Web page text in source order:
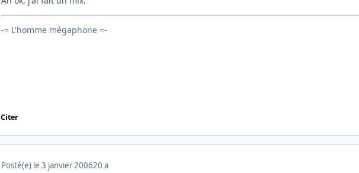
-= L'homme mégaphone =-
Citer
Posté(e) le 3 janvier 200620 a